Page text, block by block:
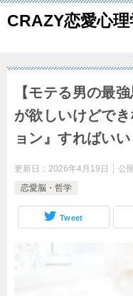
CRAZY恋愛心理
【モテる男の最
が欲しいけどで
ョン』すればいい
更新日： 2026年4月19日 公
恋愛脳・哲学
Tweet